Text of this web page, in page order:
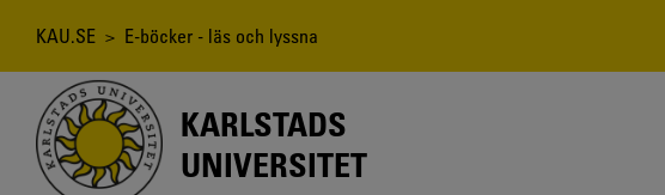
Länkstig
KAU.SE > E-böcker - läs och lyssna
KARLSTADS
UNIVERSITET